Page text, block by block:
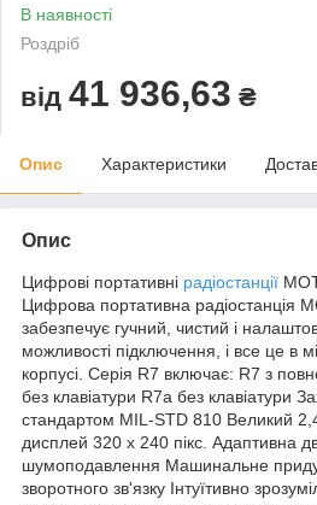
В наявності
Роздріб
від 41 936,63 ₴
Опис Характеристики
Опис
Цифрові портативні радіостанції
Цифрова портативна радіостанція
забезпечує гучний, чистий і
можливості підключення, і все це в
корпусі. Серія R7 включає: R7 з
без клавіатури R7a без клавіатури
стандартом MIL-STD 810 Великий
дисплей 320 x 240 пікс. Адаптивна
шумоподавлення Машинальне
зворотного зв'язку Інтуїтивно